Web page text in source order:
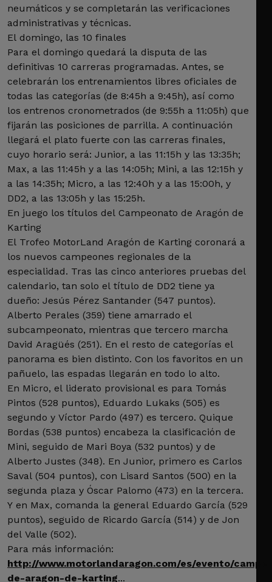
neumáticos y se completarán las verificaciones
administrativas y técnicas.
El domingo, las 10 finales
Para el domingo quedará la disputa de las
definitivas 10 carreras programadas. Antes, se
celebrarán los entrenamientos libres oficiales de
todas las categorías (de 8:45h a 9:45h), así como
los entrenos cronometrados (de 9:55h a 11:05h) que
fijarán las posiciones de parrilla. A continuación
llegará el plato fuerte con las carreras finales,
cuyo horario será: Junior, a las 11:15h y las 13:35h;
Max, a las 11:45h y a las 14:05h; Mini, a las 12:15h y
a las 14:35h; Micro, a las 12:40h y a las 15:00h, y
DD2, a las 13:05h y las 15:25h.
En juego los títulos del Campeonato de Aragón de
Karting
El Trofeo MotorLand Aragón de Karting coronará a
los nuevos campeones regionales de la
especialidad. Tras las cinco anteriores pruebas del
calendario, tan solo el título de DD2 tiene ya
dueño: Jesús Pérez Santander (547 puntos).
Alberto Perales (359) tiene amarrado el
subcampeonato, mientras que tercero marcha
David Aragüés (251). En el resto de categorías el
panorama es bien distinto. Con los favoritos en un
pañuelo, las espadas llegarán en todo lo alto.
En Micro, el liderato provisional es para Tomás
Pintos (528 puntos), Eduardo Lukaks (505) es
segundo y Víctor Pardo (497) es tercero. Quique
Bordas (538 puntos) encabeza la clasificación de
Mini, seguido de Mari Boya (532 puntos) y de
Alberto Justes (348). En Junior, primero es Carlos
Saval (504 puntos), con Lisard Santos (500) en la
segunda plaza y Óscar Palomo (473) en la tercera.
Y en Max, comanda la general Eduardo García (529
puntos), seguido de Ricardo García (514) y de Jon
del Valle (502).
Para más información:
http://www.motorlandaragon.com/es/evento/
de-aragon-de-karting...